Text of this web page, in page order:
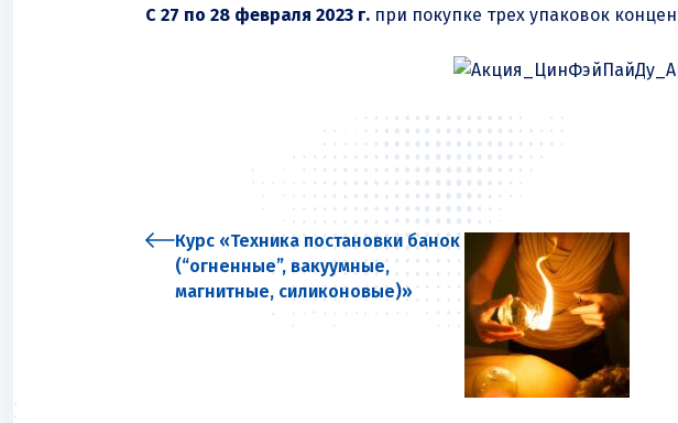
С 27 по 28 февраля 2023 г. при покупке трех упаковок
Курс «Техника постановки банок
(“огненные”, вакуумные,
магнитные, силиконовые)»